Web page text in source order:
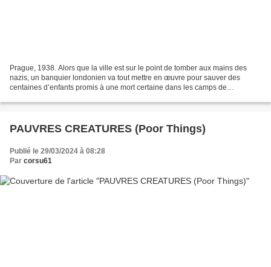
Prague, 1938. Alors que la ville est sur le point de tomber aux mains des
nazis, un banquier londonien va tout mettre en œuvre pour sauver des
centaines d’enfants promis à une mort certaine dans les camps de
PAUVRES CREATURES (Poor Things)
Publié le 29/03/2024 à 08:28
Par corsu61